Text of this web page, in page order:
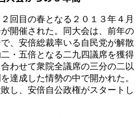
回目の春となる２０１３年４月
開催された。同大会は、前年の
、安倍総裁率いる自民党が解散
・五倍となる二九四議席を獲得
わせて衆院全議席の三分の二以
達成した情勢の中で開かれた。
し、安倍自公政権がスタートし